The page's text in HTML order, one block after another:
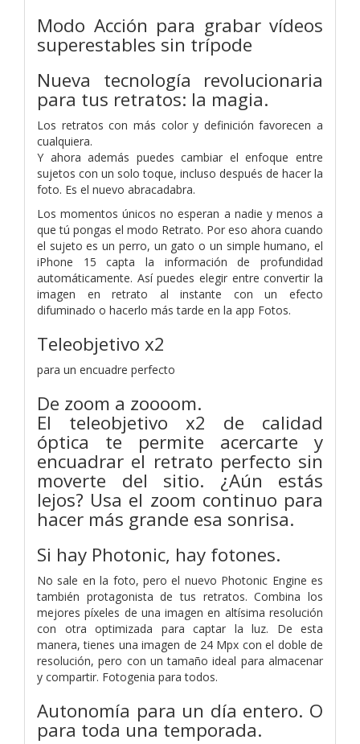
Modo Acción para grabar vídeos
superestables sin trípode
Nueva tecnología revolucionaria
para tus retratos: la magia.
Los retratos con más color y definición favorecen a
cualquiera.
Y ahora además puedes cambiar el enfoque entre
sujetos con un solo toque, incluso después de hacer la
foto. Es el nuevo abracadabra.
Los momentos únicos no esperan a nadie y menos a
que tú pongas el modo Retrato. Por eso ahora cuando
el sujeto es un perro, un gato o un simple humano, el
iPhone 15 capta la información de profundidad
automáticamente. Así puedes elegir entre convertir la
imagen en retrato al instante con un efecto
difuminado o hacerlo más tarde en la app Fotos.
Teleobjetivo x2
para un encuadre perfecto
De zoom a zoooom.
El teleobjetivo x2 de calidad
óptica te permite acercarte y
encuadrar el retrato perfecto sin
moverte del sitio. ¿Aún estás
lejos? Usa el zoom continuo para
hacer más grande esa sonrisa.
Si hay Photonic, hay fotones.
No sale en la foto, pero el nuevo Photonic Engine es
también protagonista de tus retratos. Combina los
mejores píxeles de una imagen en altísima resolución
con otra optimizada para captar la luz. De esta
manera, tienes una imagen de 24 Mpx con el doble de
resolución, pero con un tamaño ideal para almacenar
y compartir. Fotogenia para todos.
Autonomía para un día entero. O
para toda una temporada.